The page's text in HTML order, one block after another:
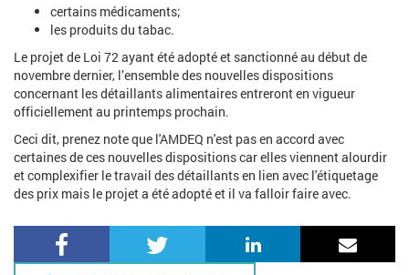
certains médicaments;
les produits du tabac.
Le projet de Loi 72 ayant été adopté et sanctionné au début de
novembre dernier, l’ensemble des nouvelles dispositions
concernant les détaillants alimentaires entreront en vigueur
officiellement au printemps prochain.
Ceci dit, prenez note que l'AMDEQ n'est pas en accord avec
certaines de ces nouvelles dispositions car elles viennent alourdir
et complexifier le travail des détaillants en lien avec l'étiquetage
des prix mais le projet a été adopté et il va falloir faire avec.
Facebook LinkedIn